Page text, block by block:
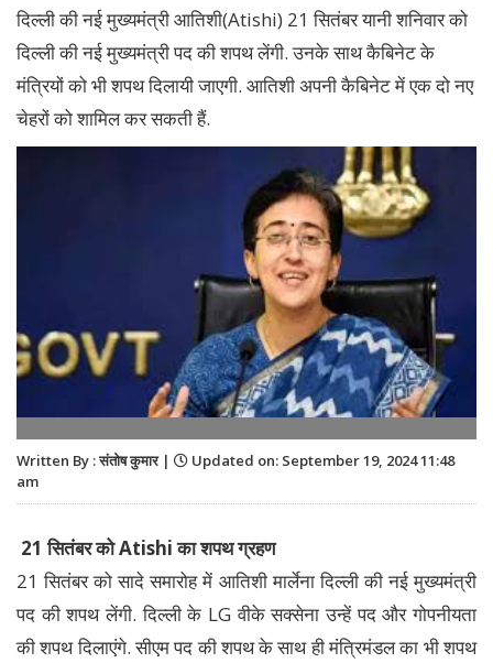
दिल्ली की नई मुख्यमंत्री आतिशी(Atishi) 21 सितंबर यानी शनिवार को
दिल्ली की नई मुख्यमंत्री पद की शपथ लेंगी. उनके साथ कैबिनेट के
मंत्रियों को भी शपथ दिलायी जाएगी. आतिशी अपनी कैबिनेट में एक दो नए
चेहरों को शामिल कर सकती हैं.
Written By : संतोष कुमार |
Updated on: September 19, 2024 11:48
am
21 सितंबर को Atishi का शपथ ग्रहण
21 सितंबर को सादे समारोह में आतिशी मार्लेना दिल्ली की नई मुख्यमंत्री
पद की शपथ लेंगी. दिल्ली के LG वीके सक्सेना उन्हें पद और गोपनीयता
की शपथ दिलाएंगे. सीएम पद की शपथ के साथ ही मंत्रिमंडल का भी शपथ